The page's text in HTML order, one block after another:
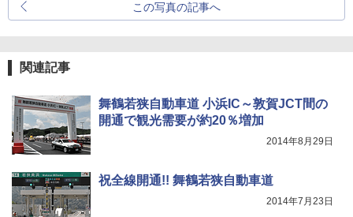
この写真の記事へ
関連記事
舞鶴若狭自動車道 小浜IC～敦賀JCT間の
開通で観光需要が約20％増加
2014年8月29日
祝全線開通!! 舞鶴若狭自動車道
2014年7月23日